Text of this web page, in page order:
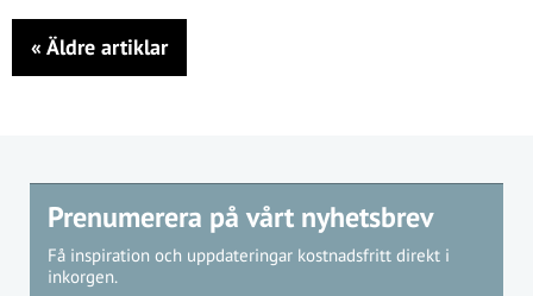
« Äldre artiklar
Prenumerera på vårt nyhetsbrev
Få inspiration och uppdateringar kostnadsfritt direkt i
inkorgen.